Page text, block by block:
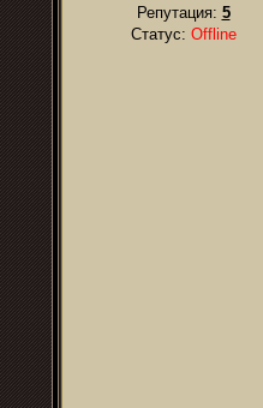
Репутация: 5
Статус: Offline